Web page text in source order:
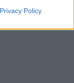
Privacy Policy